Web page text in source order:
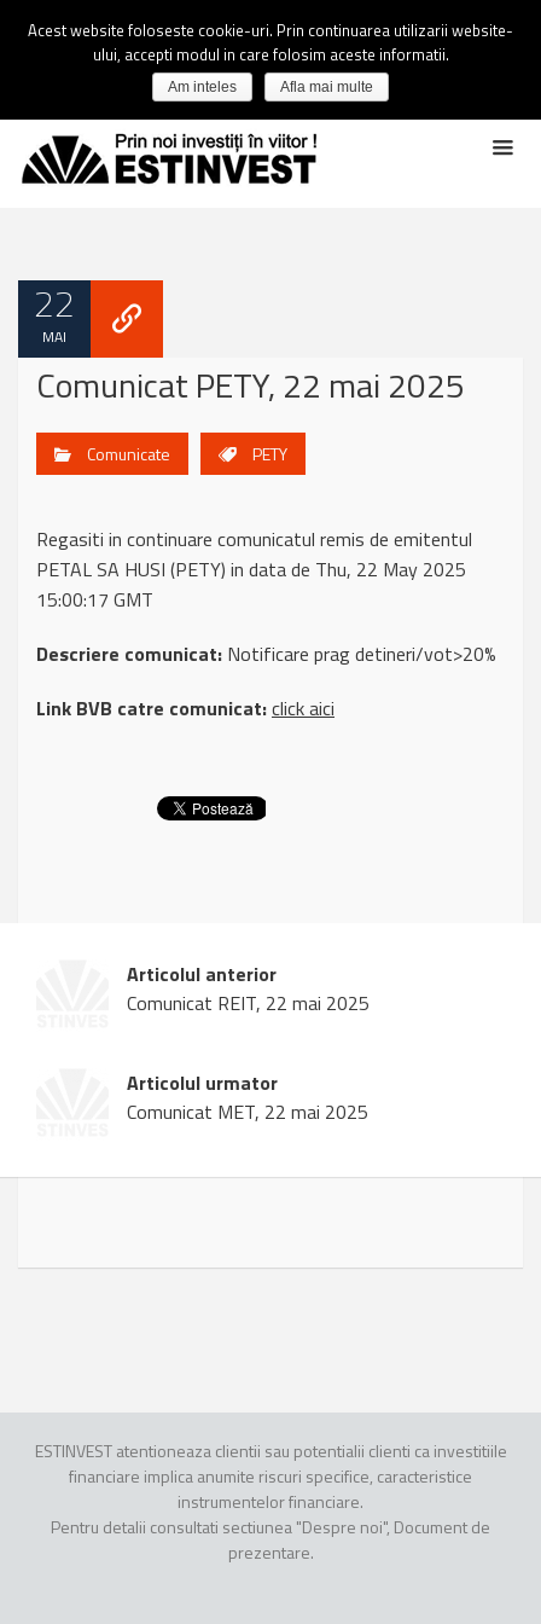
22
MAI
Comunicat PETY, 22 mai 2025
Comunicate PETY
Regasiti in continuare comunicatul remis de emitentul
PETAL SA HUSI (PETY) in data de Thu, 22 May 2025
15:00:17 GMT
Descriere comunicat: Notificare prag detineri/vot>20%
Link BVB catre comunicat:click aici
Articolul anterior
Comunicat REIT, 22 mai 2025
Articolul urmator
Comunicat MET, 22 mai 2025
ESTINVEST atentioneaza clientii sau potentialii clienti ca investitiile
financiare implica anumite riscuri specifice, caracteristice
instrumentelor financiare.
Pentru detalii consultati sectiunea "Despre noi", Document de
prezentare.
Acest website foloseste cookie-uri. Prin continuarea utilizarii website-
ului, accepti modul in care folosim aceste informatii.
Am inteles Afla mai multe